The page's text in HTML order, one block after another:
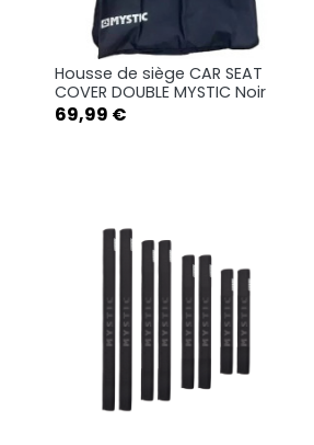
Aperçu rapide
Housse de siège CAR SEAT
COVER DOUBLE MYSTIC Noir
Prix
69,99 €